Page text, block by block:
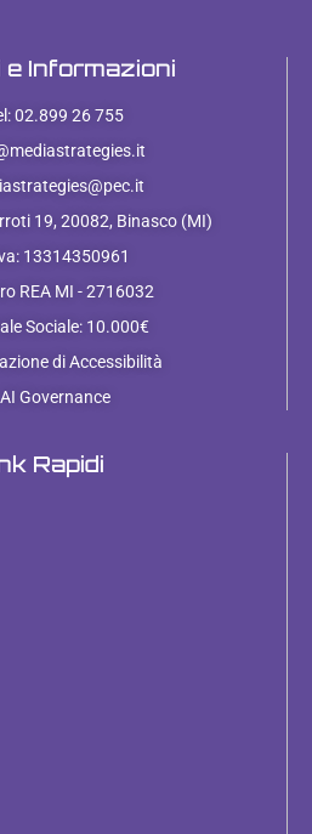
Informazioni
02.899 26 755
19, 20082, Binasco (MI)
13314350961
REA MI - 2716032
Sociale: 10.000€
di Accessibilità
AI Governance
Rapidi